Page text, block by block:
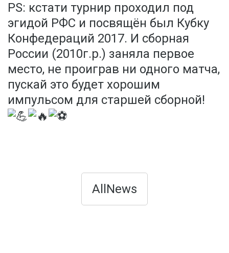
PS: кстати турнир проходил под
эгидой РФС и посвящён был Кубку
Конфедераций 2017. И сборная
России (2010г.р.) заняла первое
место, не проиграв ни одного матча,
пускай это будет хорошим
импульсом для старшей сборной!
AllNews